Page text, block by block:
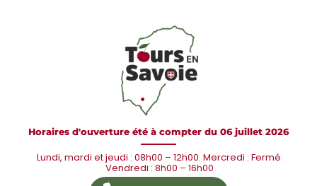
Horaires d'ouverture été à compter du 06 juillet 2026
Lundi, mardi et jeudi : 08h00 – 12h00. Mercredi : Fermé
Vendredi : 8h00 – 16h00